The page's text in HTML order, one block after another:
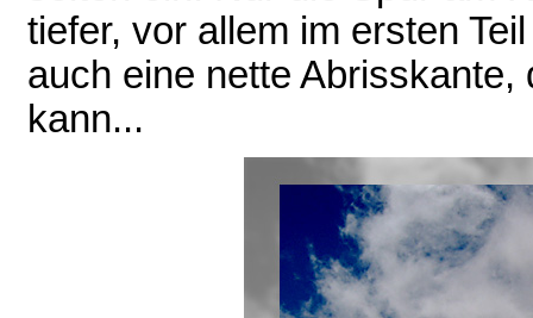
tiefer, vor allem im ersten
auch eine nette
kann...